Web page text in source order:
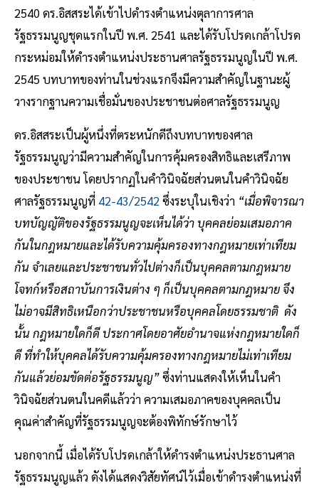
2540 ดร.อิสสระได้เข้าไปดำรงตำแหน่งตุลาการศาล
รัฐธรรมนูญชุดแรกในปี พ.ศ. 2541 และได้รับโปรดเกล้าโปรด
กระหม่อมให้ดำรงตำแหน่งประธานศาลรัฐธรรมนูญในปี พ.ศ.
2545 บทบาทของท่านในช่วงแรกจึงมีความสำคัญในฐานะผู้
วางรากฐานความเชื่อมั่นของประชาชนต่อศาลรัฐธรรมนูญ
ดร.อิสสระเป็นผู้หนึ่งที่ตระหนักดีถึงบทบาทของศาล
รัฐธรรมนูญว่ามีความสำคัญในการคุ้มครองสิทธิและเสรีภาพ
ของประชาชน โดยปรากฏในคำวินิจฉัยส่วนตนในคำวินิจฉัย
ศาลรัฐธรรมนูญที่ 42-43/2542 ซึ่งระบุในเชิงว่า “เมื่อพิจารณา
บทบัญญัติของรัฐธรรมนูญจะเห็นได้ว่า บุคคลย่อมเสมอภาค
กันในกฎหมายและได้รับความคุ้มครองทางกฎหมายเท่าเทียม
กัน จำเลยและประชาชนทั่วไปต่างก็เป็นบุคคลตามกฎหมาย
โจทก์หรือสถาบันการเงินต่าง ๆ ก็เป็นบุคคลตามกฎหมาย จึง
ไม่อาจมีสิทธิเหนือกว่าประชาชนหรือบุคคลโดยธรรมชาติ ดัง
นั้น กฎหมายใดก็ดี ประกาศโดยอาศัยอำนาจแห่งกฎหมายใดก็
ดี ที่ทำให้บุคคลได้รับความคุ้มครองทางกฎหมายไม่เท่าเทียม
กันแล้วย่อมขัดต่อรัฐธรรมนูญ”ซึ่งท่านแสดงให้เห็นในคำ
วินิจฉัยส่วนตนในคดีแล้วว่า ความเสมอภาคของบุคคลเป็น
คุณค่าสำคัญที่รัฐธรรมนูญจะต้องพิทักษ์รักษาไว้
นอกจากนี้ เมื่อได้รับโปรดเกล้าให้ดำรงตำแหน่งประธานศาล
รัฐธรรมนูญแล้ว ดังได้แสดงวิสัยทัศน์ไว้เมื่อเข้าดำรงตำแหน่งที่